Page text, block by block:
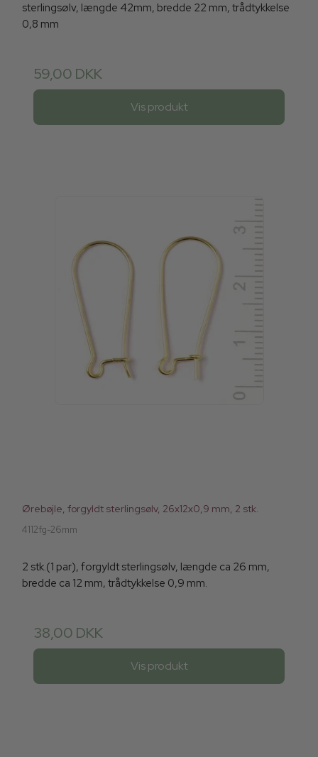
sterlingsølv, længde 42mm, bredde 22 mm, trådtykkelse
0,8 mm
59,00 DKK
Vis produkt
Ørebøjle, forgyldt sterlingsølv, 26x12x0,9 mm, 2 stk.
4112fg-26mm
2 stk.(1 par), forgyldt sterlingsølv, længde ca 26 mm,
bredde ca 12 mm, trådtykkelse 0,9 mm.
38,00 DKK
Vis produkt